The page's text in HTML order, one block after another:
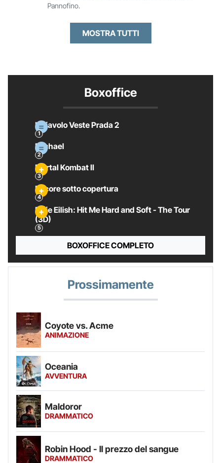
Pannofino.
MOSTRA TUTTI
Boxoffice
Il Diavolo Veste Prada 2
Michael
Mortal Kombat II
Pecore sotto copertura
Billie Eilish: Hit Me Hard and Soft - The Tour
(3D)
BOXOFFICE COMPLETO
Prossimamente
Coyote vs. Acme
ANIMAZIONE
Oceania
AVVENTURA
Maldoror
DRAMMATICO
Robin Hood - Il prezzo del sangue
DRAMMATICO